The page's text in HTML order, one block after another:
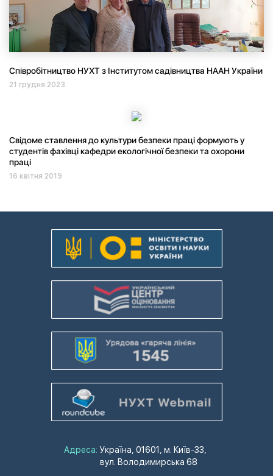
Співробітництво НУХТ з Інститутом садівництва НААН України
21 грудня 2023
Свідоме ставлення до культури безпеки праці формують у
студентів фахівці кафедри екологічної безпеки та охорони
праці
16 квітня 2019
Адреса: Україна, 01601, м. Київ-33,
вул. Володимирська 68